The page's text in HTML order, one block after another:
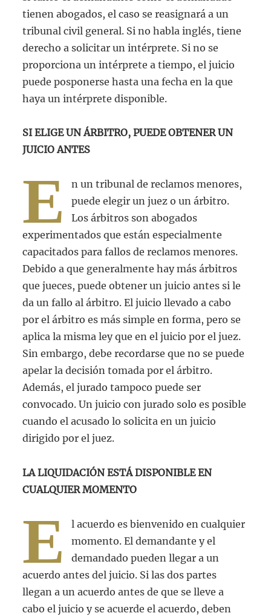
tienen abogados, el caso se reasignará a un
tribunal civil general. Si no habla inglés, tiene
derecho a solicitar un intérprete. Si no se
proporciona un intérprete a tiempo, el juicio
puede posponerse hasta una fecha en la que
haya un intérprete disponible.
SI ELIGE UN ÁRBITRO, PUEDE OBTENER UN
JUICIO ANTES
E
n un tribunal de reclamos menores,
puede elegir un juez o un árbitro.
Los árbitros son abogados
experimentados que están especialmente
capacitados para fallos de reclamos menores.
Debido a que generalmente hay más árbitros
que jueces, puede obtener un juicio antes si le
da un fallo al árbitro. El juicio llevado a cabo
por el árbitro es más simple en forma, pero se
aplica la misma ley que en el juicio por el juez.
Sin embargo, debe recordarse que no se puede
apelar la decisión tomada por el árbitro.
Además, el jurado tampoco puede ser
convocado. Un juicio con jurado solo es posible
cuando el acusado lo solicita en un juicio
dirigido por el juez.
LA LIQUIDACIÓN ESTÁ DISPONIBLE EN
CUALQUIER MOMENTO
E
l acuerdo es bienvenido en cualquier
momento. El demandante y el
demandado pueden llegar a un
acuerdo antes del juicio. Si las dos partes
llegan a un acuerdo antes de que se lleve a
cabo el juicio y se acuerde el acuerdo, deben